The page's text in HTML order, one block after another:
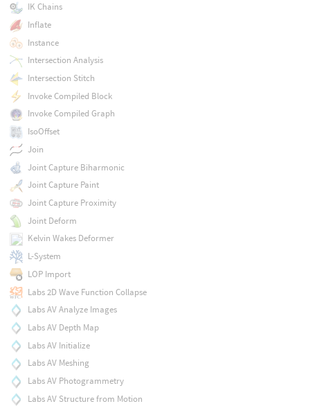
IK Chains
Inflate
Instance
Intersection Analysis
Intersection Stitch
Invoke Compiled Block
Invoke Compiled Graph
IsoOffset
Join
Joint Capture Biharmonic
Joint Capture Paint
Joint Capture Proximity
Joint Deform
Kelvin Wakes Deformer
L-System
LOP Import
Labs 2D Wave Function Collapse
Labs AV Analyze Images
Labs AV Depth Map
Labs AV Initialize
Labs AV Meshing
Labs AV Photogrammetry
Labs AV Structure from Motion